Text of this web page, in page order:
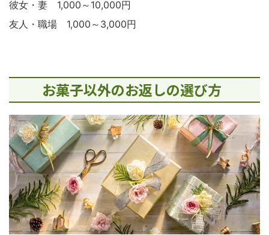
彼女・妻 1,000～10,000円
友人・職場 1,000～3,000円
お菓子以外のお返しの選び方